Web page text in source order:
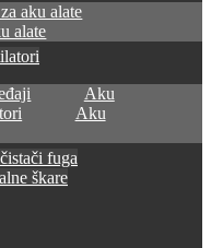
aku alate
alate
Aku
Aku
fuga
škare